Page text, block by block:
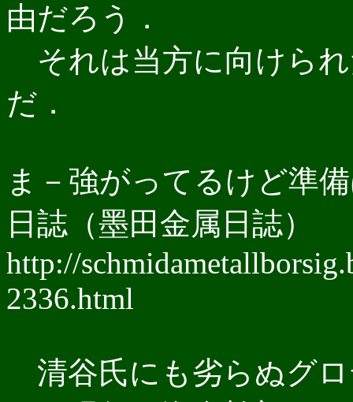
由だろう．
それは当方に向けら
だ．
ま－強がってるけど準
日誌（墨田金属日誌）
http://
2336.html
清谷氏にも劣らぬグ